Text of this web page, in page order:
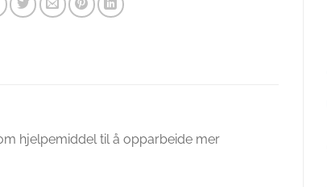
hjelpemiddel til å opparbeide mer